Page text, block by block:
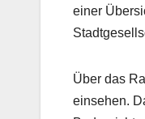
einer
Über das
einsehen.